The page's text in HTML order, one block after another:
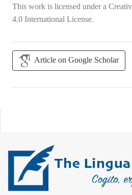
This work is licensed under a
4.0 International License.
Article on Google Scholar